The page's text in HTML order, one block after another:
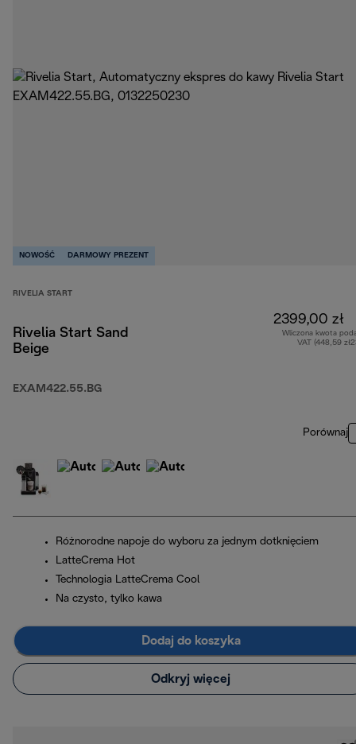
NOWOŚĆ DARMOWY PREZENT
RIVELIA START
Rivelia Start Sand
Beige
EXAM422.55.BG
2399,00 zł
Wliczona kwota
VAT (448,59
Porównaj
Różnorodne napoje do wyboru za jednym dotknięciem
LatteCrema Hot
Technologia LatteCrema Cool
Na czysto, tylko kawa
Dodaj do koszyka
Odkryj więcej